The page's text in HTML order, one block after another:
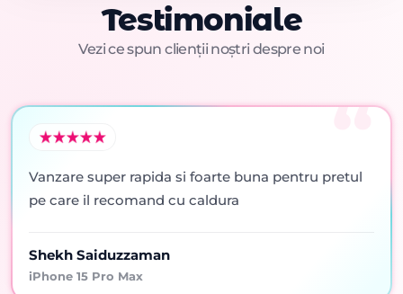
Testimoniale
Vezi ce spun clienții noștri despre noi
Vanzare super rapida si foarte buna pentru pretul
pe care il recomand cu caldura
Shekh Saiduzzaman
iPhone 15 Pro Max